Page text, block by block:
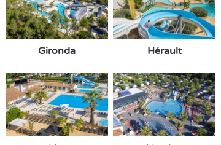
Gironda Hérault